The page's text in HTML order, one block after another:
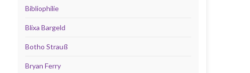
Bibliophilie
Blixa Bargeld
Botho Strauß
Bryan Ferry